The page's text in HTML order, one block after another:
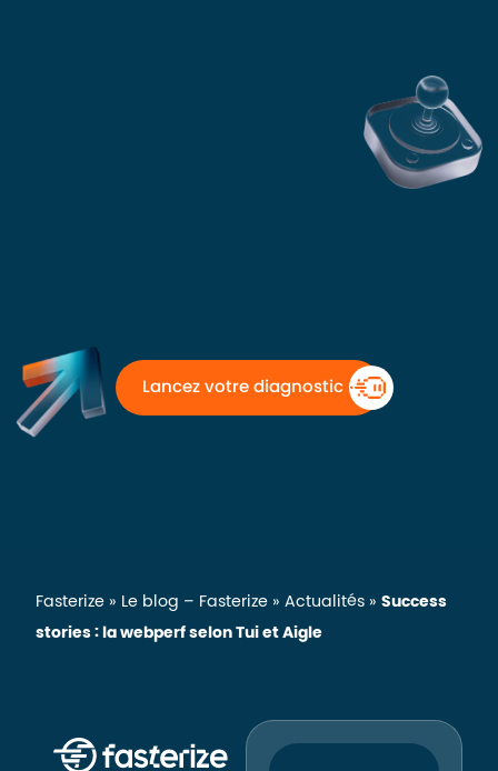
Lancez votre diagnostic
Fasterize » Le blog – Fasterize » Actualités » Success
stories : la webperf selon Tui et Aigle